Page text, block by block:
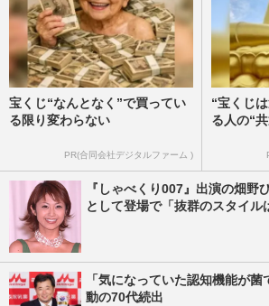
宝くじ“なんとなく”で買ってい
る限り変わらない
PR(合同会社デジタルファーム )
“宝くじ
る人の“
『しゃべくり007』出演の畑野
として登場で「抜群のスタイル
「気になっていた認知機能が
動の70代続出